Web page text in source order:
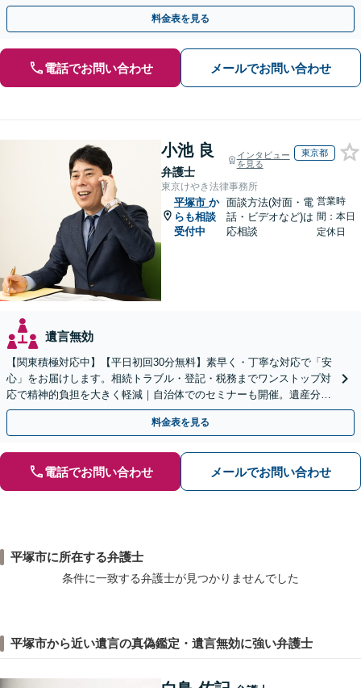
気軽にお問い合わせください。
料金表を見る
電話でお問い合わせ メールでお問い合わせ
小池 良
弁護士
インタビュー
を見る
東京都
東京けやき法律事務所
平塚市 か
らも相談
受付中
面談方法(対面・電
話・ビデオなど)は
応相談
営業時
間：本日
定休日
遺言無効
【関東積極対応中】【平日初回30分無料】素早く・丁寧な対応で「安
心」をお届けします。相続トラブル・登記・税務までワンストップ対
応で精神的負担を大きく軽減｜自治体でのセミナーも開催。遺産分
割・放棄などまずはお気軽にご相談ください【通知税理士】
料金表を見る
電話でお問い合わせ メールでお問い合わせ
平塚市に所在する弁護士
条件に一致する弁護士が見つかりませんでした
平塚市から近い遺言の真偽鑑定・遺言無効に強い弁護士